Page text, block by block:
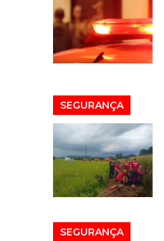
SEGURANÇA
SEGURANÇA